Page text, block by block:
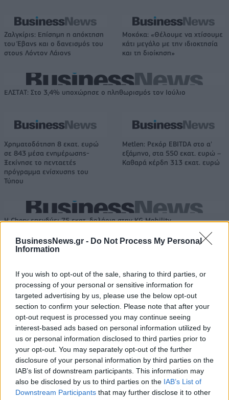
BusinessNews.gr - Do Not Process My Personal
Information
If you wish to opt-out of the sale, sharing to third parties, or
processing of your personal or sensitive information for
targeted advertising by us, please use the below opt-out
section to confirm your selection. Please note that after your
opt-out request is processed you may continue seeing
interest-based ads based on personal information utilized by
us or personal information disclosed to third parties prior to
your opt-out. You may separately opt-out of the further
disclosure of your personal information by third parties on the
IAB’s list of downstream participants. This information may
also be disclosed by us to third parties on the IAB’s List of
Downstream Participants that may further disclose it to other
Ζαλγκίρις: Επίσημη η απόκτηση
του Έβανς και ο δανεισμός του
στους Λόντον Λάιονς
Μοκόκα: «Θέλουμε να χτίσουμε
κάτι μεγάλο με την ιδιοκτησία
και τη διοίκηση»
ΕΛΣΤΑΤ: Στο 3,4% υποχώρησε ο πληθωρισμός τον Ιούλιο
Χρηματοδότηση 8 εκατ. ευρώ
σε 843 μέσα ενημέρωσης-
Ξεκίνησε το πενταετές
πρόγραμμα ενίσχυσης του
Τύπου
Metlen: Ρεκόρ EBITDA στο α'
εξάμηνο, στα 550 εκατ. ευρώ –
Καθαρά κέρδη 313 εκατ. ευρώ
Η Chery επενδύει 75 εκατ. δολάρια στην KG Mobility
συνεργασίας τους μέχρι το
2028
18η συνεχόμενη χρονιά για τον ΟΤΕ στη διεθνή σειρά δεικτών
FTSE4Good
Alpha Bank: Για πρώτη φορά το Αρχαίο Θέατρο Επιδαύρου άνοιξε τις
πύλες του σε όλους